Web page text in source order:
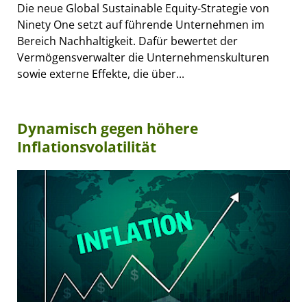
Die neue Global Sustainable Equity-Strategie von
Ninety One setzt auf führende Unternehmen im
Bereich Nachhaltigkeit. Dafür bewertet der
Vermögensverwalter die Unternehmenskulturen
sowie externe Effekte, die über...
Dynamisch gegen höhere
Inflationsvolatilität